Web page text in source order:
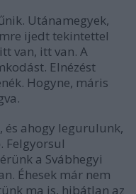
Utánamegyek,
ijedt tekintettel
van, itt van. A
Elnézést
Hogyne, máris
és ahogy legurulunk,
Felgyorsul
a Svábhegyi
Éhesek már nem
ma is, hibátlan az